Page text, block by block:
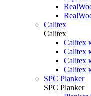
Calitex
Calitex
Calitex
Calitex
Calitex
Calitex
SPC Planker
SPC Planker